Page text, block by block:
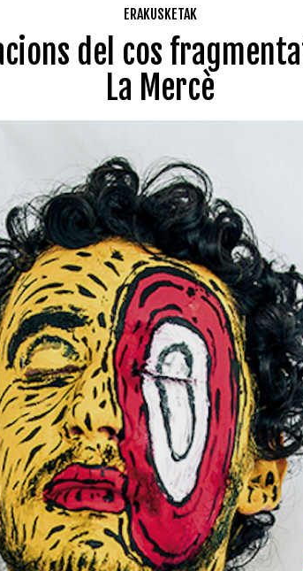
ERAKUSKETAK
del cos
La Mercè